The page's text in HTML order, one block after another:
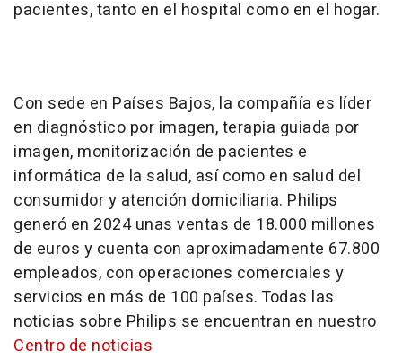
pacientes, tanto en el hospital como en el hogar.
Con sede en Países Bajos, la compañía es líder
en diagnóstico por imagen, terapia guiada por
imagen, monitorización de pacientes e
informática de la salud, así como en salud del
consumidor y atención domiciliaria. Philips
generó en 2024 unas ventas de 18.000 millones
de euros y cuenta con aproximadamente 67.800
empleados, con operaciones comerciales y
servicios en más de 100 países. Todas las
noticias sobre Philips se encuentran en nuestro
Centro de noticias